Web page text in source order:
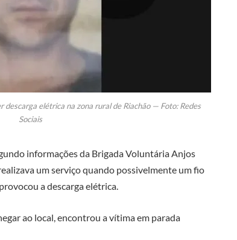
descarga elétrica na zona rural de Riachão — Foto: Redes
Sociais
informações da Brigada Voluntária Anjos
um serviço quando possivelmente um fio
a descarga elétrica.
ao local, encontrou a vítima em parada